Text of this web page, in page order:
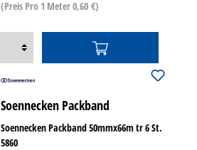
(Preis Pro 1 Meter 0,60 €)
Soennecken Packband
Soennecken Packband 50mmx66m tr 6 St.
5860